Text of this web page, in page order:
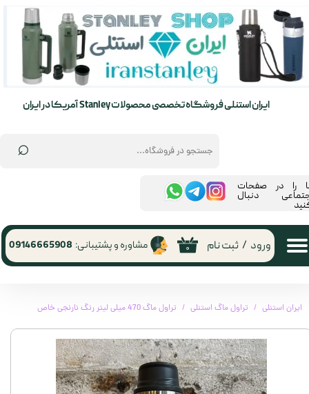
⌕
ایران استنلی فروشگاه تخصصی محصولات Stanley آمریکا در ایران
۰ ورود / ثبت نام
حساب کاربری من
تغییر گذر واژه
مشاوره و پشتیبانی: 09146665908
را در صفحات
دنبال
ایران استنلی تراول ماگ استنلی تراول ماگ 470 میلی لیتر رنگ نارنجی خاص